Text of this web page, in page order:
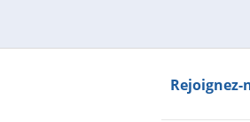
Rejoignez-